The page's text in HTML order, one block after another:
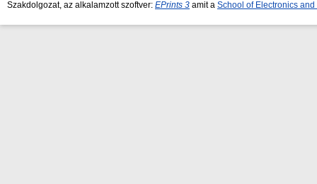
Szakdolgozat, az alkalamzott szoftver: EPrints 3 amit a School of Electronics